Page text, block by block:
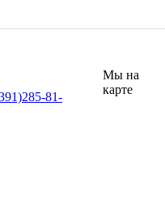
81-
Мы на
карте